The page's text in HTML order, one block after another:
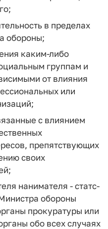
в пределах
обороны;
каким-либо
группам и
от влияния
или
с влиянием
препятствующих
своих
нанимателя - статс-
обороны
прокуратуры или
обо всех случаях